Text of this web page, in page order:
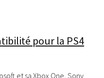
pour la PS4
et sa Xbox One, Sony